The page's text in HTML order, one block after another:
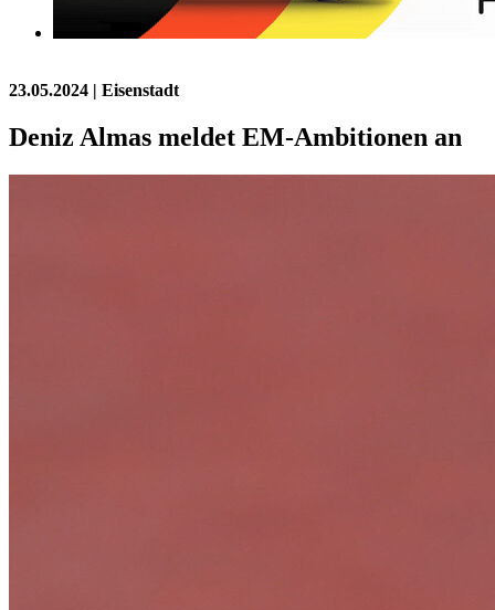
23.05.2024 | Eisenstadt
Deniz Almas meldet EM-Ambitionen an